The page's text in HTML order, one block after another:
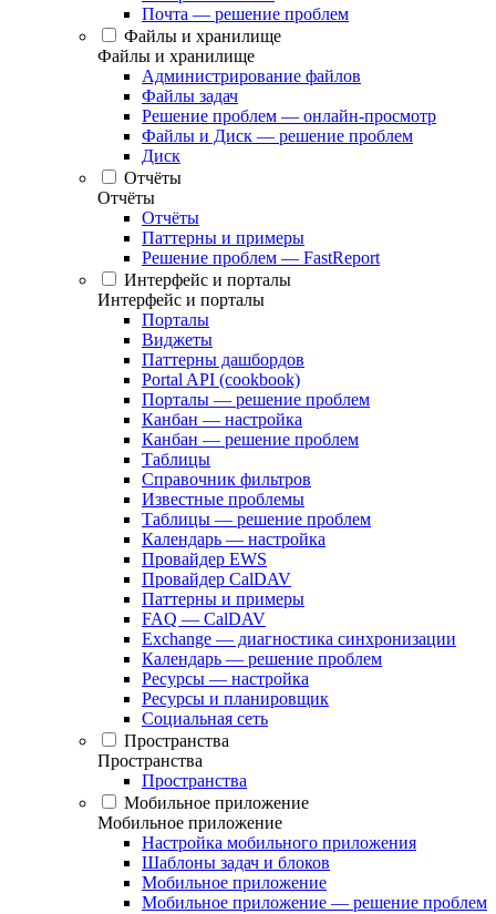
Почта — решение проблем
Файлы и хранилище
Файлы и хранилище
Администрирование файлов
Файлы задач
Решение проблем — онлайн-просмотр
Файлы и Диск — решение проблем
Диск
Отчёты
Отчёты
Отчёты
Паттерны и примеры
Решение проблем — FastReport
Интерфейс и порталы
Интерфейс и порталы
Порталы
Виджеты
Паттерны дашбордов
Portal API (cookbook)
Порталы — решение проблем
Канбан — настройка
Канбан — решение проблем
Таблицы
Справочник фильтров
Известные проблемы
Таблицы — решение проблем
Календарь — настройка
Провайдер EWS
Провайдер CalDAV
Паттерны и примеры
FAQ — CalDAV
Exchange — диагностика синхронизации
Календарь — решение проблем
Ресурсы — настройка
Ресурсы и планировщик
Социальная сеть
Пространства
Пространства
Пространства
Мобильное приложение
Мобильное приложение
Настройка мобильного приложения
Шаблоны задач и блоков
Мобильное приложение
Мобильное приложение — решение проблем